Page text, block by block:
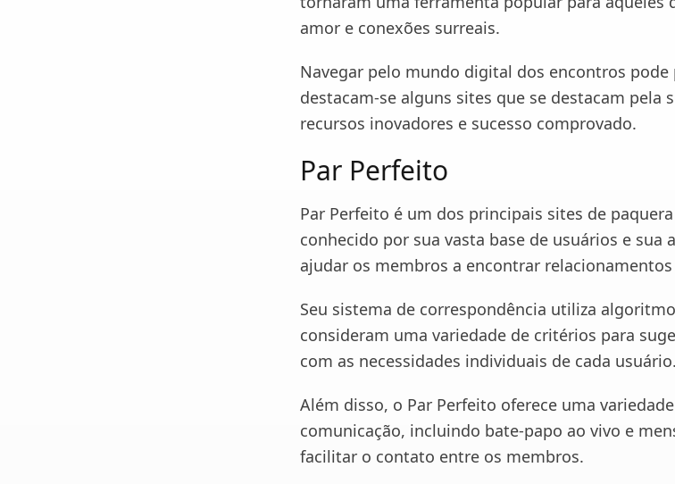
amor e conexões surreais.
Navegar pelo mundo digital dos encontros pode
destacam-se alguns sites que se destacam pela
recursos inovadores e sucesso comprovado.
Par Perfeito
Par Perfeito é um dos principais sites de
conhecido por sua vasta base de usuários e sua
ajudar os membros a encontrar
Seu sistema de correspondência utiliza
consideram uma variedade de critérios para
com as necessidades individuais de cada usuário.
Além disso, o Par Perfeito oferece uma
comunicação, incluindo bate-papo ao vivo e
facilitar o contato entre os membros.